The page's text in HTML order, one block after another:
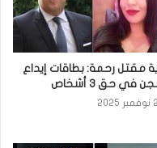
مقتل رحمة: بطاقات إيداع
في حق 3 أشخاص